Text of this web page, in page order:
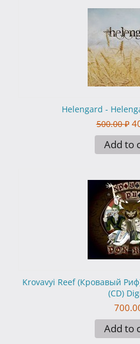
Helengard -
500.00 ₽
Add to
Krovavyi Reef (Кровавый
(CD)
Add to